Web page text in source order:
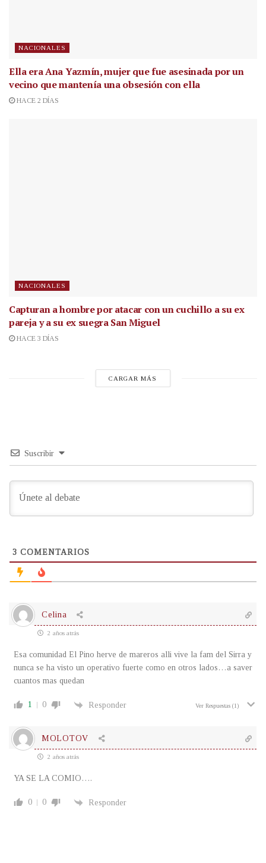
NACIONALES
Ella era Ana Yazmín, mujer que fue asesinada por un
vecino que mantenía una obsesión con ella
HACE 2 DÍAS
NACIONALES
Capturan a hombre por atacar con un cuchillo a su ex
pareja y a su ex suegra San Miguel
HACE 3 DÍAS
CARGAR MÁS
Suscribir
3 COMENTARIOS
Celina
2 años atrás
Esa comunidad El Pino herve de mareros alli vive la fam del Sirra y
nunca se ha visto un operativo fuerte como en otros lados…a saver
cuantos mas quedan
1 0 Responder Ver Respuestas (1)
MOLOTOV
2 años atrás
YA SE LA COMIO….
0 0 Responder